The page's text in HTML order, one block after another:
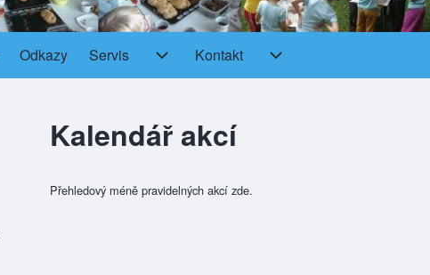
Odkazy Servis Kontakt
Kalendář akcí
Přehledový méně pravidelných akcí zde.